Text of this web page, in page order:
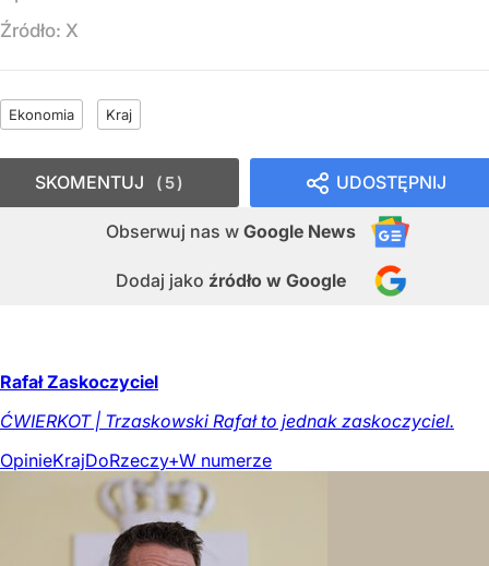
Źródło: X
Ekonomia Kraj
UDOSTĘPNIJ
Obserwuj nas w Google News
Dodaj jako źródło w Google
SKOMENTUJ 5
Rafał Zaskoczyciel
ĆWIERKOT | Trzaskowski Rafał to jednak zaskoczyciel.
OpinieKrajDoRzeczy+W numerze